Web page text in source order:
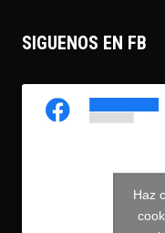
SIGUENOS EN FB
Haz